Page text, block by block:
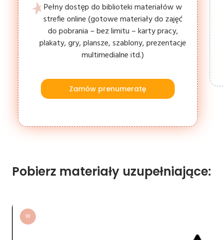
Pełny dostęp do biblioteki materiałów w
strefie online (gotowe materiały do zajęć
do pobrania – bez limitu – karty pracy,
plakaty, gry, plansze, szablony, prezentacje
multimedialne itd.)
Zamów prenumeratę
Pobierz materiały uzupełniające:
W